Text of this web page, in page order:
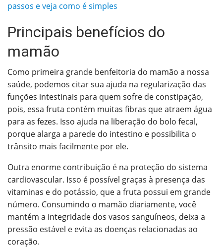
passos e veja como é simples
Principais benefícios do
mamão
Como primeira grande benfeitoria do mamão a nossa
saúde, podemos citar sua ajuda na regularização das
funções intestinais para quem sofre de constipação,
pois, essa fruta contém muitas fibras que atraem água
para as fezes. Isso ajuda na liberação do bolo fecal,
porque alarga a parede do intestino e possibilita o
trânsito mais facilmente por ele.
Outra enorme contribuição é na proteção do sistema
cardiovascular. Isso é possível graças à presença das
vitaminas e do potássio, que a fruta possui em grande
número. Consumindo o mamão diariamente, você
mantém a integridade dos vasos sanguíneos, deixa a
pressão estável e evita as doenças relacionadas ao
coração.